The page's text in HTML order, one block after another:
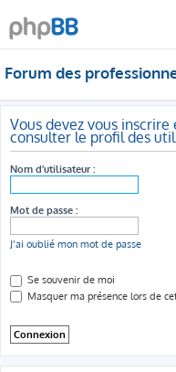
Forum des
Vous devez vous
consulter le profil des
Nom d’utilisateur :
Mot de passe :
J’ai oublié mon mot de passe
Se souvenir de moi
Masquer ma présence lors de